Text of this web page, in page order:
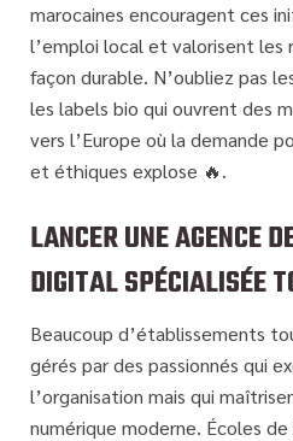
marocaines encouragent ces
l’emploi local et valorisent les
façon durable. N’oubliez pas
les labels bio qui ouvrent des
vers l’Europe où la demande
et éthiques explose 🔥.
LANCER UNE AGENCE
DIGITAL SPÉCIALISÉE
Beaucoup d’établissements
gérés par des passionnés qui
l’organisation mais qui
numérique moderne. Écoles